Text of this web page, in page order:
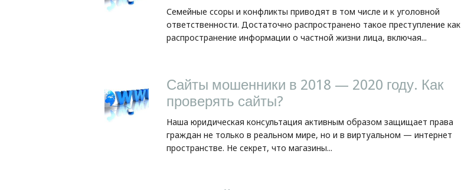
Семейные ссоры и конфликты приводят в том числе и к уголовной
ответственности. Достаточно распространено такое преступление как
распространение информации о частной жизни лица, включая...
Сайты мошенники в 2018 — 2020 году. Как
проверять сайты?
Наша юридическая консультация активным образом защищает права
граждан не только в реальном мире, но и в виртуальном — интернет
пространстве. Не секрет, что магазины...